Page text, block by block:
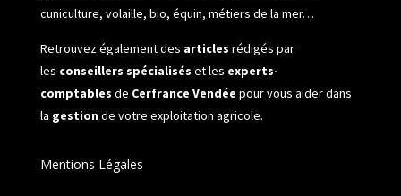
cuniculture, volaille, bio, équin, métiers de la mer…
Retrouvez également des articles rédigés par
les conseillers spécialisés et les experts-
comptables de Cerfrance Vendée pour vous aider dans
la gestionde votre exploitation agricole.
Mentions Légales